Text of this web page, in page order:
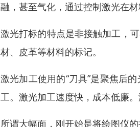
融，甚至气化，通过控制激光在
激光打标的特点是非接触加工，
材、皮革等材料的标记。
激光加工使用的“刀具”是聚焦后
工。激光加工速度快，成本低廉
所谓大幅面，刚开始是将绘图仪